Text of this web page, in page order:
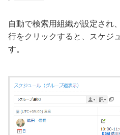
自動で検索用組織が設定され
行をクリックすると、スケジ
す。